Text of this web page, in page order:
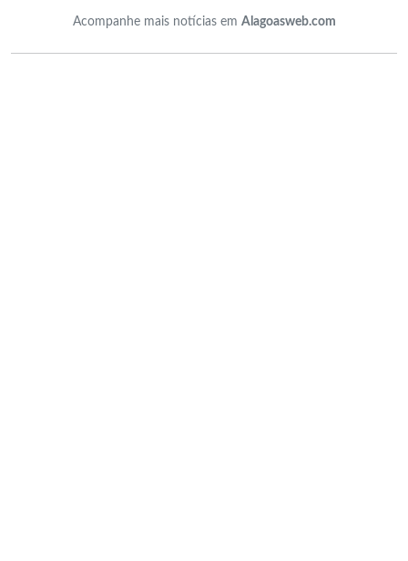
Acompanhe mais notícias em Alagoasweb.com